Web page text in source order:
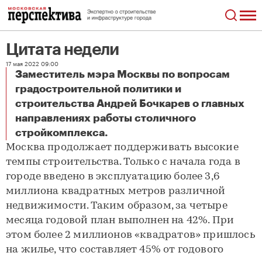
Цитата недели
17 мая 2022 09:00
Заместитель мэра Москвы по вопросам
градостроительной политики и
строительства Андрей Бочкарев о главных
направлениях работы столичного
стройкомплекса.
Цитата недели
Москва продолжает поддерживать высокие
темпы строительства. Только с начала года в
городе введено в эксплуатацию более 3,6
миллиона квадратных метров различной
недвижимости. Таким образом, за четыре
месяца годовой план выполнен на 42%. При
этом более 2 миллионов «квадратов» пришлось
на жилье, что составляет 45% от годового